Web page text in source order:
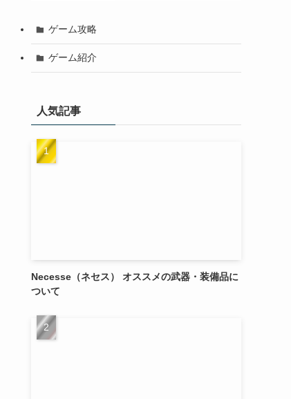
ゲーム攻略
ゲーム紹介
人気記事
Necesse（ネセス） オススメの武器・装備品に
ついて